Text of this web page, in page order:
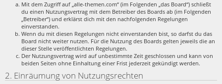
Mit dem Zugriff auf „alle-themen.com“ (im Folgenden „das Board“) schließt
du einen Nutzungsvertrag mit dem Betreiber des Boards ab (im Folgenden
„Betreiber“) und erklärst dich mit den nachfolgenden Regelungen
einverstanden.
Wenn du mit diesen Regelungen nicht einverstanden bist, so darfst du das
Board nicht weiter nutzen. Für die Nutzung des Boards gelten jeweils die an
dieser Stelle veröffentlichten Regelungen.
Der Nutzungsvertrag wird auf unbestimmte Zeit geschlossen und kann von
beiden Seiten ohne Einhaltung einer Frist jederzeit gekündigt werden.
2. Einräumung von Nutzungsrechten